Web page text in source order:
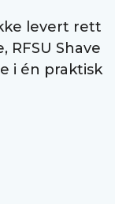
levert rett
RFSU Shave
i én praktisk